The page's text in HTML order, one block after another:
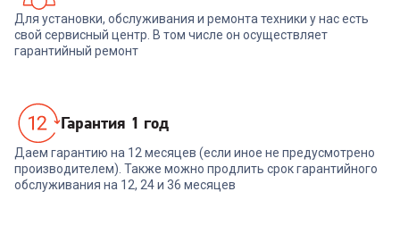
Для установки, обслуживания и ремонта техники у нас есть
свой сервисный центр. В том числе он осуществляет
гарантийный ремонт
Гарантия 1 год
Даем гарантию на 12 месяцев (если иное не предусмотрено
производителем). Также можно продлить срок гарантийного
обслуживания на 12, 24 и 36 месяцев